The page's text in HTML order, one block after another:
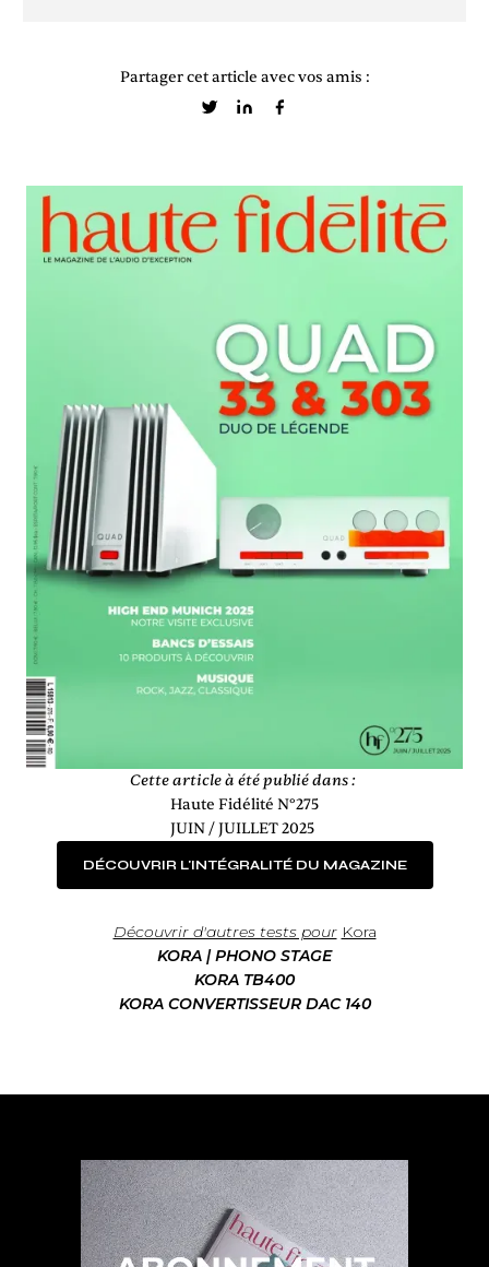
Partager cet article avec vos amis :
Cette article à été publié dans :
Haute Fidélité N°275
JUIN / JUILLET 2025
DÉCOUVRIR L'INTÉGRALITÉ DU MAGAZINE
Découvrir d'autres tests pour Kora
KORA | PHONO STAGE
KORA TB400
KORA CONVERTISSEUR DAC 140